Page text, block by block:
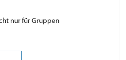
nur für Gruppen